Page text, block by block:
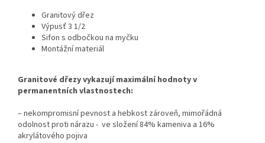
Granitový dřez
Výpusť 3 1/2
Sifon s odbočkou na myčku
Montážní materiál
Granitové dřezy vykazují maximální hodnoty v
permanentních vlastnostech:
– nekompromisní pevnost a hebkost zároveň, mimořádná
odolnost proti nárazu - ve složení 84% kameniva a 16%
akrylátového pojiva